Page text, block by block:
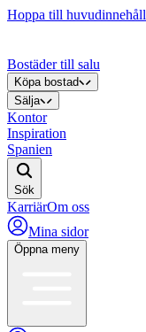
Hoppa till huvudinnehåll
Bostäder till salu
Köpa bostad
Sälja
Kontor
Inspiration
Spanien
Sök
KarriärOm oss
Mina sidor
Öppna meny